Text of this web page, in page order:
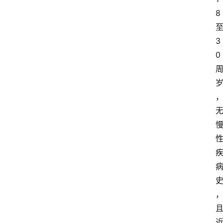
8
至
3
0
周
岁
，
无
慢
性
疾
病
史
，
且